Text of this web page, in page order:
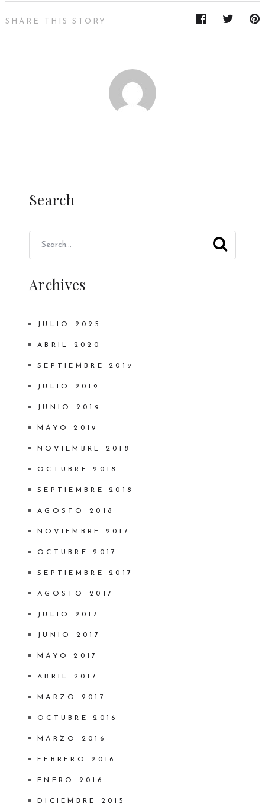
SHARE THIS STORY
Search
Archives
JULIO 2025
ABRIL 2020
SEPTIEMBRE 2019
JULIO 2019
JUNIO 2019
MAYO 2019
NOVIEMBRE 2018
OCTUBRE 2018
SEPTIEMBRE 2018
AGOSTO 2018
NOVIEMBRE 2017
OCTUBRE 2017
SEPTIEMBRE 2017
AGOSTO 2017
JULIO 2017
JUNIO 2017
MAYO 2017
ABRIL 2017
MARZO 2017
OCTUBRE 2016
MARZO 2016
FEBRERO 2016
ENERO 2016
DICIEMBRE 2015